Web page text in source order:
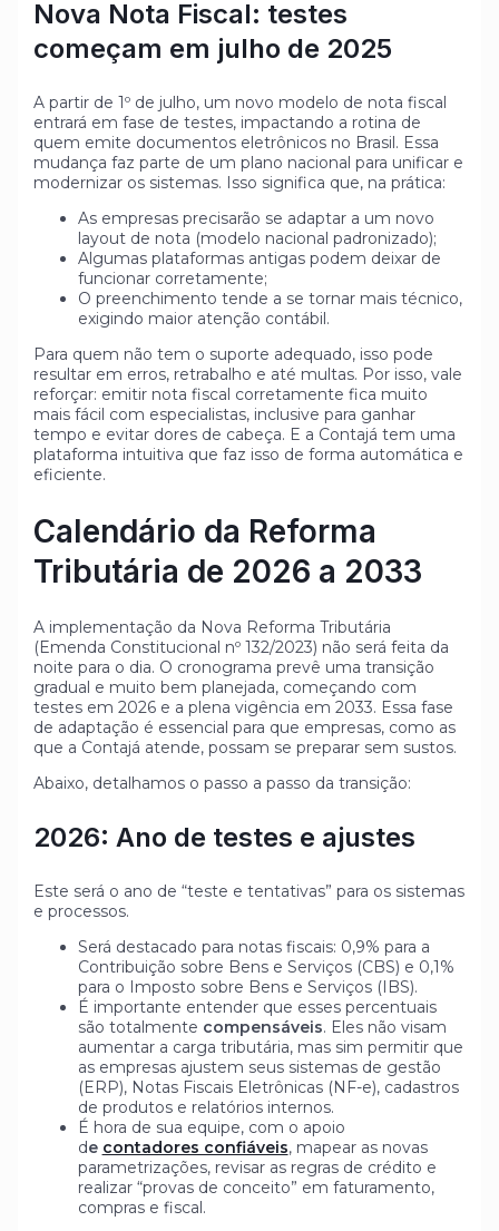
Nova Nota Fiscal: testes
começam em julho de 2025
A partir de 1º de julho, um novo modelo de nota fiscal
entrará em fase de testes, impactando a rotina de
quem emite documentos eletrônicos no Brasil. Essa
mudança faz parte de um plano nacional para unificar e
modernizar os sistemas. Isso significa que, na prática:
As empresas precisarão se adaptar a um novo
layout de nota (modelo nacional padronizado);
Algumas plataformas antigas podem deixar de
funcionar corretamente;
O preenchimento tende a se tornar mais técnico,
exigindo maior atenção contábil.
Para quem não tem o suporte adequado, isso pode
resultar em erros, retrabalho e até multas. Por isso, vale
reforçar: emitir nota fiscal corretamente fica muito
mais fácil com especialistas, inclusive para ganhar
tempo e evitar dores de cabeça. E a Contajá tem uma
plataforma intuitiva que faz isso de forma automática e
eficiente.
Calendário da Reforma
Tributária de 2026 a 2033
A implementação da Nova Reforma Tributária
(Emenda Constitucional nº 132/2023) não será feita da
noite para o dia. O cronograma prevê uma transição
gradual e muito bem planejada, começando com
testes em 2026 e a plena vigência em 2033. Essa fase
de adaptação é essencial para que empresas, como as
que a Contajá atende, possam se preparar sem sustos.
Abaixo, detalhamos o passo a passo da transição:
2026: Ano de testes e ajustes
Este será o ano de “teste e tentativas” para os sistemas
e processos.
Será destacado para notas fiscais: 0,9% para a
Contribuição sobre Bens e Serviços (CBS) e 0,1%
para o Imposto sobre Bens e Serviços (IBS).
É importante entender que esses percentuais
são totalmente compensáveis. Eles não visam
aumentar a carga tributária, mas sim permitir que
as empresas ajustem seus sistemas de gestão
(ERP), Notas Fiscais Eletrônicas (NF-e), cadastros
de produtos e relatórios internos.
É hora de sua equipe, com o apoio
de contadores confiáveis, mapear as novas
parametrizações, revisar as regras de crédito e
realizar “provas de conceito” em faturamento,
compras e fiscal.